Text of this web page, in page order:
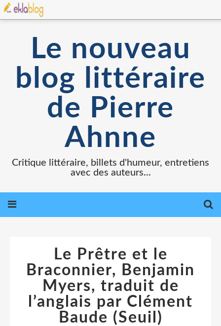
Le nouveau
blog littéraire
de Pierre
Ahnne
Critique littéraire, billets d'humeur, entretiens
avec des auteurs...
Le Prêtre et le
Braconnier, Benjamin
Myers, traduit de
l’anglais par Clément
Baude (Seuil)